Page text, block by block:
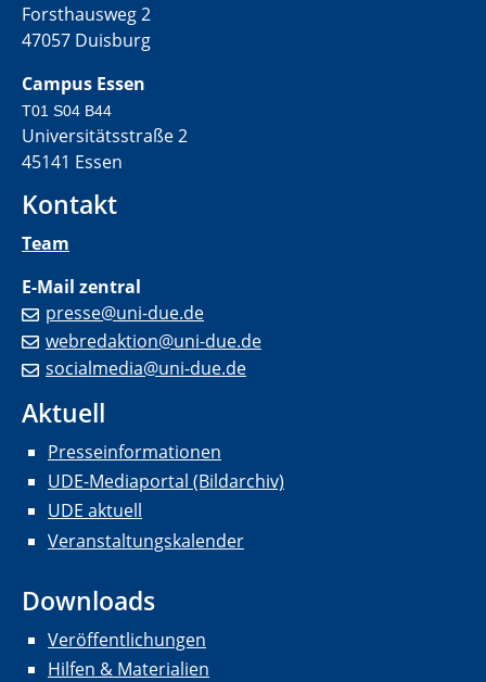
Forsthausweg 2
47057 Duisburg
Campus Essen
T01 S04 B44
Universitätsstraße 2
45141 Essen
Kontakt
Team
E-Mail zentral
presse@uni-due.de
webredaktion@uni-due.de
socialmedia@uni-due.de
Aktuell
Presseinformationen
UDE-Mediaportal (Bildarchiv)
UDE aktuell
Veranstaltungskalender
Downloads
Veröffentlichungen
Hilfen & Materialien